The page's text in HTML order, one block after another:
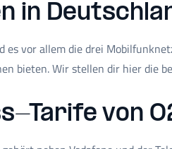
in
es vor allem die drei
bieten. Wir stellen dir hier die
Tarife von